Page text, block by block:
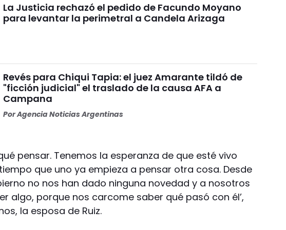
La Justicia rechazó el pedido de Facundo Moyano
para levantar la perimetral a Candela Arizaga
Revés para Chiqui Tapia: el juez Amarante tildó de
"ficción judicial" el traslado de la causa AFA a
Campana
PorAgencia Noticias Argentinas
pensar. Tenemos la esperanza de que esté vivo
que uno ya empieza a pensar otra cosa. Desde
no nos han dado ninguna novedad y a nosotros
algo, porque nos carcome saber qué pasó con él’,
la esposa de Ruiz.